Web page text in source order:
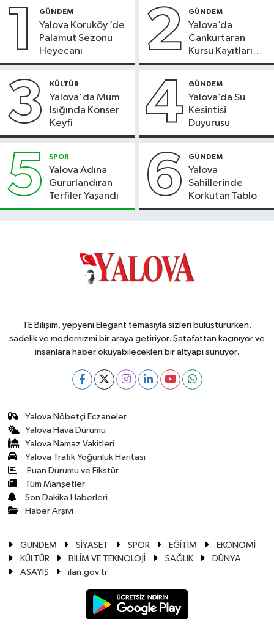
1 GÜNDEM
Yalova Koruköy ’de
Palamut Sezonu
Heyecanı
2 GÜNDEM
Yalova’da
Cankurtaran
Kursu Kayıtları
Başladı
3 KÜLTÜR
Yalova'da Mum
Işığında Konser
Keyfi
4 GÜNDEM
Yalova’da Su
Kesintisi
Duyurusu
5 SPOR
Yalova Adına
Gururlandıran
Terfiler Yaşandı
6 GÜNDEM
Yalova
Sahillerinde
Korkutan Tablo
TE Bilişim, yepyeni Elegant temasıyla sizleri buluştururken,
sadelik ve modernizmi bir araya getiriyor. Şatafattan kaçınıyor ve
insanlara haber okuyabilecekleri bir altyapı sunuyor.
Yalova Nöbetçi Eczaneler
Yalova Hava Durumu
Yalova Namaz Vakitleri
Yalova Trafik Yoğunluk Haritası
Puan Durumu ve Fikstür
Tüm Manşetler
Son Dakika Haberleri
Haber Arşivi
GÜNDEM SİYASET SPOR EĞİTİM
EKONOMİ
KÜLTÜR
BİLİM VE TEKNOLOJİ SAĞLIK
DÜNYA
ASAYİŞ
ilan.gov.tr